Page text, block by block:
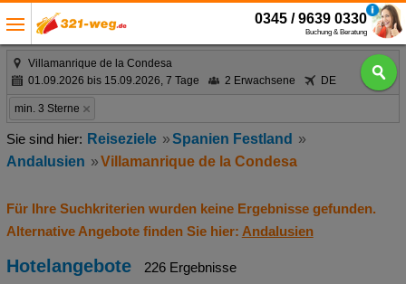
0345 / 9639 0330
Buchung & Beratung
Villamanrique de la Condesa
01.09.2026 bis 15.09.2026, 7 Tage
2 Erwachsene DE
min. 3 Sterne
Reiseziele
Spanien Festland
Andalusien
Villamanrique de la Condesa
Für Ihre Suchkriterien wurden keine Ergebnisse gefunden.
Alternative Angebote finden Sie hier: Andalusien
Hotelangebote 226 Ergebnisse